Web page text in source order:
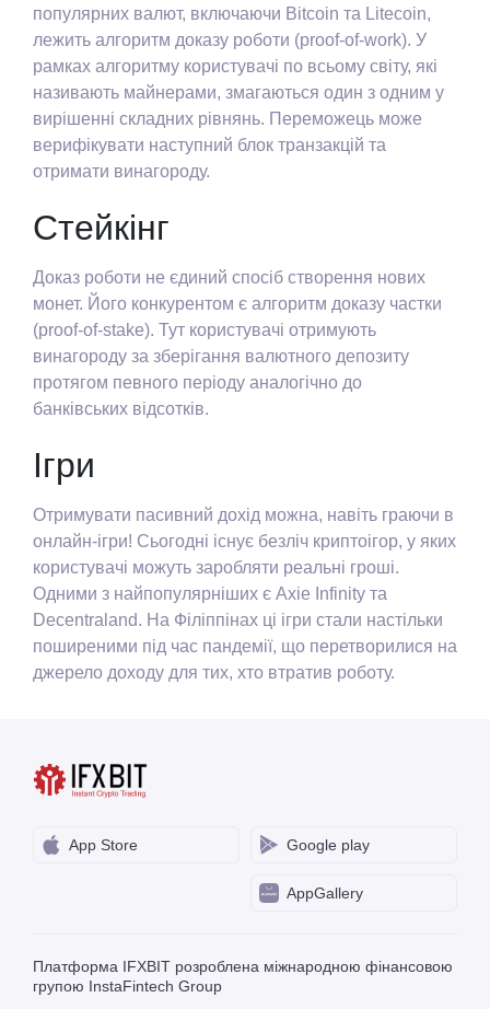
популярних валют, включаючи Bitcoin та Litecoin,
лежить алгоритм доказу роботи (proof-of-work). У
рамках алгоритму користувачі по всьому світу, які
називають майнерами, змагаються один з одним у
вирішенні складних рівнянь. Переможець може
верифікувати наступний блок транзакцій та
отримати винагороду.
Стейкінг
Доказ роботи не єдиний спосіб створення нових
монет. Його конкурентом є алгоритм доказу частки
(proof-of-stake). Тут користувачі отримують
винагороду за зберігання валютного депозиту
протягом певного періоду аналогічно до
банківських відсотків.
Ігри
Отримувати пасивний дохід можна, навіть граючи в
онлайн-ігри! Сьогодні існує безліч криптоігор, у яких
користувачі можуть заробляти реальні гроші.
Одними з найпопулярніших є Axie Infinity та
Decentraland. На Філіппінах ці ігри стали настільки
поширеними під час пандемії, що перетворилися на
джерело доходу для тих, хто втратив роботу.
App Store Google play
AppGallery
Платформа IFXBIT розроблена міжнародною фінансовою
групою InstaFintech Group